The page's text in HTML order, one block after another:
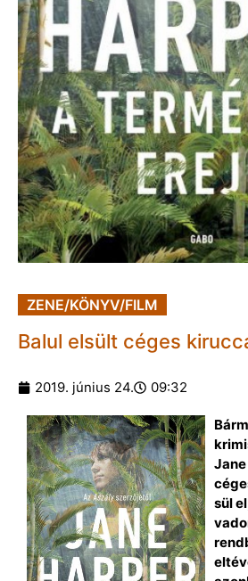
ZENE/KÖNYV/FILM
Balul elsült céges
2019. június 24. 09:32
sül